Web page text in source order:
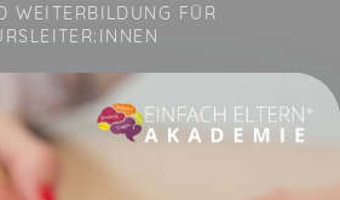
WEITERBILDUNG FÜR
about me here...